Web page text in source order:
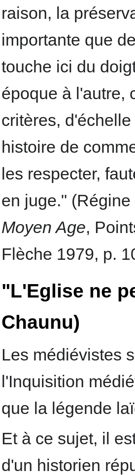
raison, la
importante que
touche ici du
époque à l'autre,
critères,
histoire de
les respecter,
en juge."
Moyen Age,
Flèche 1979, p.
"L'Eglise ne
Chaunu)
Les médiévistes
l'Inquisition
que la légende
Et à ce sujet, il
d'un historien